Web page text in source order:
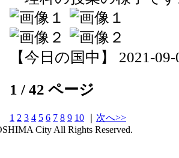
【今日の国中】 2021-
1 / 42 ページ
1 2 3 4 5 6 7 8 9 10
次へ>>
City All Rights Reserved.